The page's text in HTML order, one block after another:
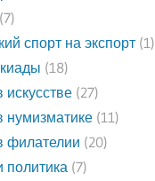
спорт на экспорт(1)
(18)
(27)
нумизматике(11)
филателии (20)
политика (7)